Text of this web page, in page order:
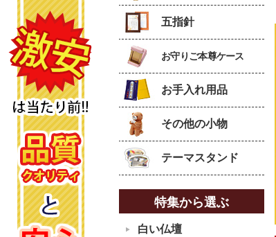
五指針
お守りご本尊ケース
お手入れ用品
その他の小物
テーマスタンド
特集から選ぶ
白い仏壇